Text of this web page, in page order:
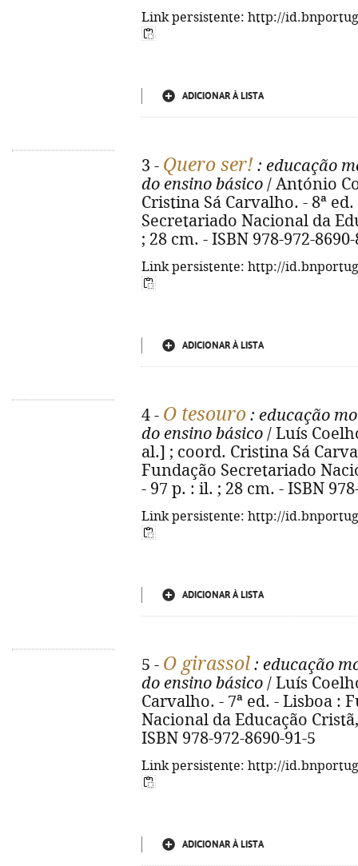
Link persistente: http://
ADICIONAR À LISTA
3 - Quero ser! : educação
do ensino básico / António
Cristina Sá Carvalho. - 8ª
Secretariado Nacional da
; 28 cm. - ISBN 978-972-
Link persistente: http://
ADICIONAR À LISTA
4 - O tesouro : educação
do ensino básico / Luís
al.] ; coord. Cristina Sá
Fundação Secretariado
- 97 p. : il. ; 28 cm. - ISBN
Link persistente: http://
ADICIONAR À LISTA
5 - O girassol : educação
do ensino básico / Luís
Carvalho. - 7ª ed. - Lisboa :
Nacional da Educação
ISBN 978-972-8690-91-5
Link persistente: http://
ADICIONAR À LISTA